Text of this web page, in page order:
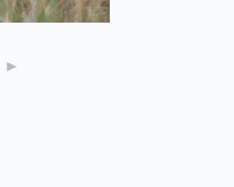
►